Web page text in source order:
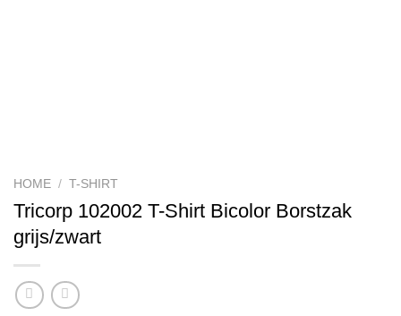
HOME / T-SHIRT
Tricorp 102002 T-Shirt Bicolor Borstzak
grijs/zwart